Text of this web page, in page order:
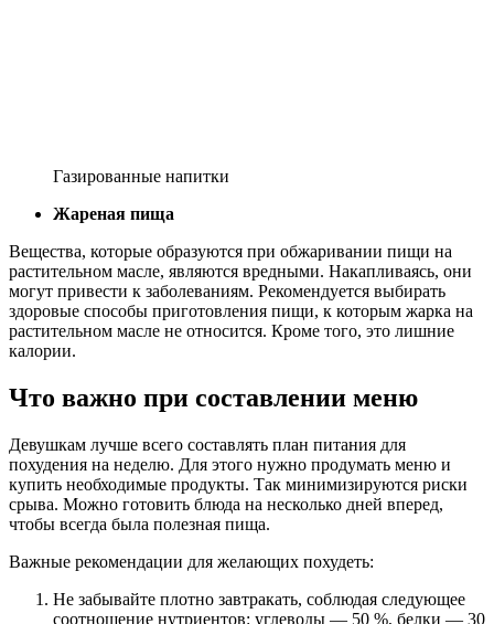
Газированные напитки
Жареная пища
Вещества, которые образуются при обжаривании пищи на
растительном масле, являются вредными. Накапливаясь, они
могут привести к заболеваниям. Рекомендуется выбирать
здоровые способы приготовления пищи, к которым жарка на
растительном масле не относится. Кроме того, это лишние
калории.
Что важно при составлении меню
Девушкам лучше всего составлять план питания для
похудения на неделю. Для этого нужно продумать меню и
купить необходимые продукты. Так минимизируются риски
срыва. Можно готовить блюда на несколько дней вперед,
чтобы всегда была полезная пища.
Важные рекомендации для желающих похудеть:
Не забывайте плотно завтракать, соблюдая следующее
соотношение нутриентов: углеводы — 50 %, белки — 30